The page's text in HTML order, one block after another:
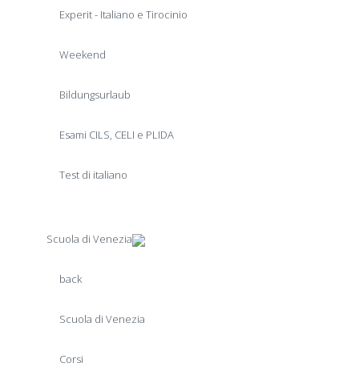
Experit - Italiano e Tirocinio
Weekend
Bildungsurlaub
Esami CILS, CELI e PLIDA
Test di italiano
Scuola di Venezia
back
Scuola di Venezia
Corsi